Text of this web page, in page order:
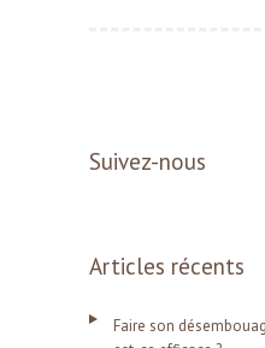
Suivez-nous
Articles récents
Faire son